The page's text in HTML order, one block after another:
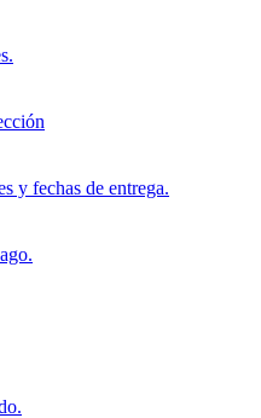
y fechas de entrega.